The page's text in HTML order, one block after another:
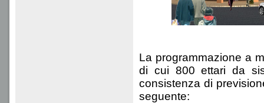
La programmazione a
di cui 800 ettari da
consistenza di
seguente: